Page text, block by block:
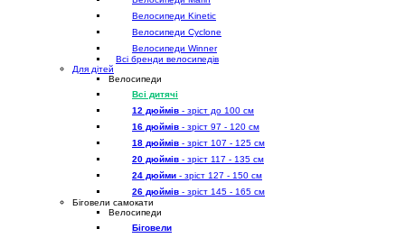
Велосипеди Kinetic
Велосипеди Cyclone
Велосипеди Winner
Всі бренди велосипедів
Для дітей
Велосипеди
Всі дитячі
12 дюймів - зріст до 100 см
16 дюймів - зріст 97 - 120 см
18 дюймів - зріст 107 - 125 см
20 дюймів - зріст 117 - 135 см
24 дюйми - зріст 127 - 150 см
26 дюймів - зріст 145 - 165 см
Біговели самокати
Велосипеди
Біговели